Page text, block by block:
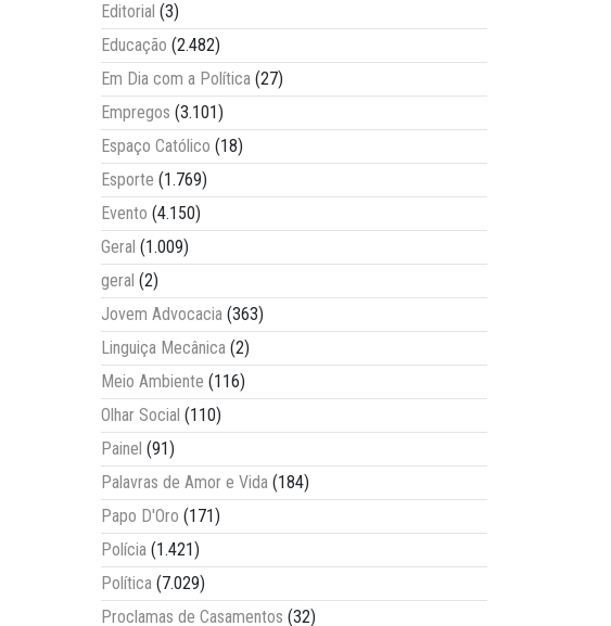
Editorial (3)
Educação (2.482)
Em Dia com a Política (27)
Empregos (3.101)
Espaço Católico (18)
Esporte (1.769)
Evento (4.150)
Geral (1.009)
geral (2)
Jovem Advocacia (363)
Linguiça Mecânica (2)
Meio Ambiente (116)
Olhar Social (110)
Painel (91)
Palavras de Amor e Vida (184)
Papo D'Oro (171)
Polícia (1.421)
Política (7.029)
Proclamas de Casamentos (32)